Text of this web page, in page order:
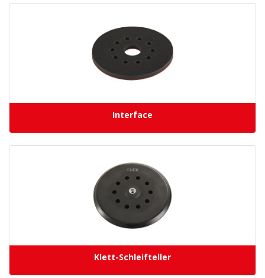
Interface
Klett-Schleifteller